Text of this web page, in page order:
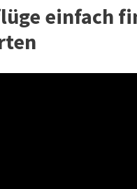
einfach